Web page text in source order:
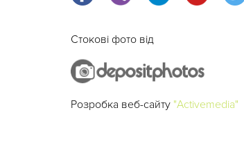
Стокові фото від
Розробка веб-сайту "Activemedia"